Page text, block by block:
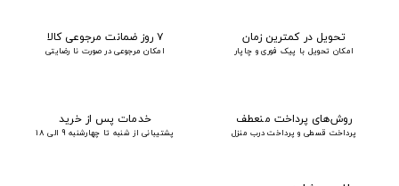
تحویل در کمترین زمان
امکان تحویل با پیک فوری و چاپار
۷ روز ضمانت مرجوعی کالا
امکان مرجوعی در صورت نا رضایتی
روش‌های پرداخت منعطف
پرداخت قسطی و پرداخت درب منزل
خدمات پس از خرید
پشتیبانی از شنبه تا چهارشنبه 9 الی 18